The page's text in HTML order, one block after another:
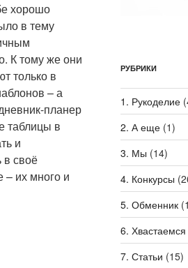
хорошо
в тему
К тому же они
только в
– а
планер
таблицы в
и
в своё
– их много и
РУБРИКИ
1. Рукоделие
2. А еще(1)
3. Мы (14)
4. Конкурсы
5. Обменник
6. Хвастаемся
7. Статьи (15)